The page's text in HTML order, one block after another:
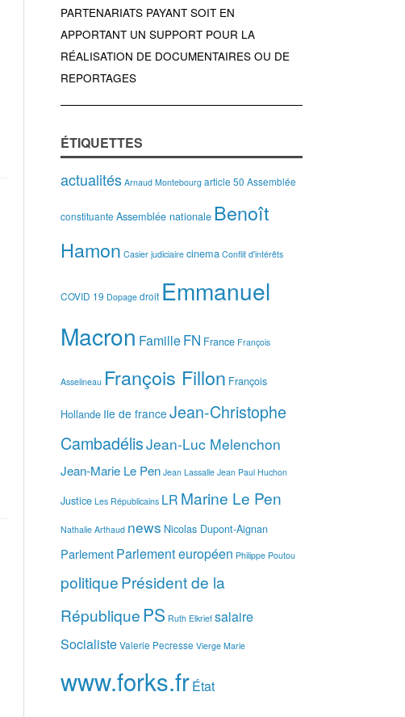
PARTENARIATS PAYANT SOIT EN
APPORTANT UN SUPPORT POUR LA
RÉALISATION DE DOCUMENTAIRES OU DE
REPORTAGES
ÉTIQUETTES
actualités Arnaud Montebourg article 50 Assemblée
constituante Assemblée nationale Benoît
Hamon Casier judiciaire cinema Conflit d'intérêts
COVID 19 Dopage droit Emmanuel
Macron FamilleFN France François
Asselineau François Fillon François
Hollande Ile de france Jean-Christophe
CambadélisJean-Luc Melenchon
Jean-Marie Le Pen Jean Lassalle Jean Paul Huchon
Justice Les Républicains LR Marine Le Pen
Nathalie Arthaud news Nicolas Dupont-Aignan
ParlementParlement européen Philippe Poutou
politiquePrésident de la
République PS Ruth Elkrief salaire
SocialisteValerie Pecresse Vierge Marie
www.forks.frÉtat